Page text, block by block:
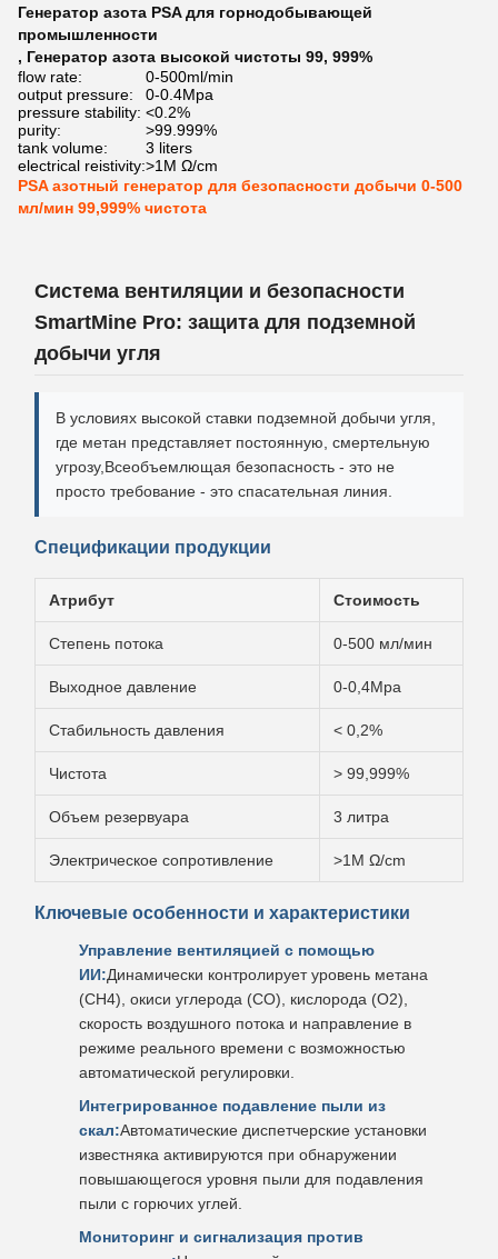
Генератор азота PSA для горнодобывающей
промышленности
, Генератор азота высокой чистоты 99, 999%
flow rate:
0-500ml/min
output pressure:
0-0.4Mpa
pressure stability: <0.2%
purity:
>99.999%
tank volume:
3 liters
electrical reistivity:>1M Ω/cm
PSA азотный генератор для безопасности добычи 0-500
мл/мин 99,999% чистота
Система вентиляции и безопасности
SmartMine Pro: защита для подземной
добычи угля
В условиях высокой ставки подземной добычи угля,
где метан представляет постоянную, смертельную
угрозу,Всеобъемлющая безопасность - это не
просто требование - это спасательная линия.
Спецификации продукции
Атрибут Стоимость
Степень потока 0-500 мл/мин
Выходное давление 0-0,4Mpa
Стабильность давления < 0,2%
Чистота > 99,999%
Объем резервуара 3 литра
Электрическое сопротивление >1M Ω/cm
Ключевые особенности и характеристики
Управление вентиляцией с помощью
ИИ:Динамически контролирует уровень метана
(CH4), окиси углерода (CO), кислорода (O2),
скорость воздушного потока и направление в
режиме реального времени с возможностью
автоматической регулировки.
Интегрированное подавление пыли из
скал:Автоматические диспетчерские установки
известняка активируются при обнаружении
повышающегося уровня пыли для подавления
пыли с горючих углей.
Мониторинг и сигнализация против